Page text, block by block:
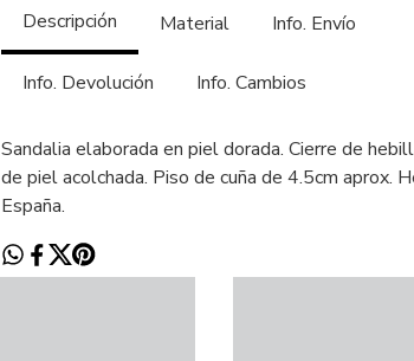
Descripción Material Info. Envío
Info. Devolución Info. Cambios
Sandalia elaborada en piel dorada. Cierre de
de piel acolchada. Piso de cuña de 4.5cm aprox.
España.